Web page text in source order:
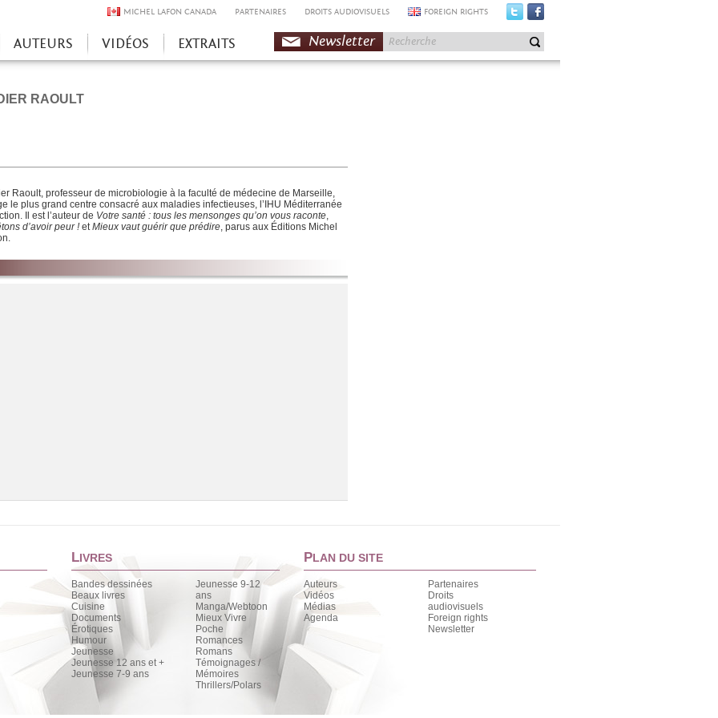
MICHEL LAFON CANADA PARTENAIRES DROITS AUDIOVISUELS FOREIGN RIGHTS
AUTEURS VIDÉOS EXTRAITS Newsletter
RAOULT
Raoult, professeur de microbiologie à la faculté de médecine de Marseille,
le plus grand centre consacré aux maladies infectieuses, l’IHU Méditerranée
Il est l’auteur de Votre santé : tous les mensonges qu’on vous raconte,
d’avoir peur !etMieux vaut guérir que prédire, parus aux Éditions Michel
Chargement de la liste
LIVRES
Bandes dessinées
Beaux livres
Cuisine
Documents
Érotiques
Humour
Jeunesse
Jeunesse 12 ans et +
Jeunesse 7-9 ans
Jeunesse 9-12
ans
Manga/Webtoon
Mieux Vivre
Poche
Romances
Romans
Témoignages /
Mémoires
Thrillers/Polars
PLAN DU SITE
Auteurs
Vidéos
Médias
Agenda
Partenaires
Droits
audiovisuels
Foreign rights
Newsletter